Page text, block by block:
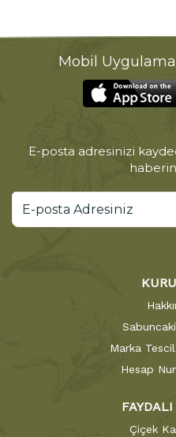
Mobil
E-posta adresinizi
Marka
Hesap
Çiçek